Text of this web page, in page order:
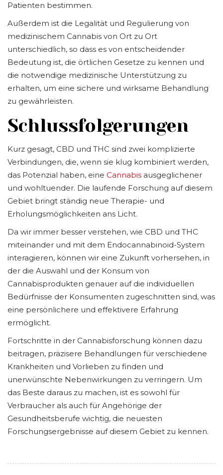
Patienten bestimmen.
Außerdem ist die Legalität und Regulierung von
medizinischem Cannabis von Ort zu Ort
unterschiedlich, so dass es von entscheidender
Bedeutung ist, die örtlichen Gesetze zu kennen und
die notwendige medizinische Unterstützung zu
erhalten, um eine sichere und wirksame Behandlung
zu gewährleisten.
Schlussfolgerungen
Kurz gesagt, CBD und THC sind zwei komplizierte
Verbindungen, die, wenn sie klug kombiniert werden,
das Potenzial haben, eine Cannabis ausgeglichener
und wohltuender. Die laufende Forschung auf diesem
Gebiet bringt ständig neue Therapie- und
Erholungsmöglichkeiten ans Licht.
Da wir immer besser verstehen, wie CBD und THC
miteinander und mit dem Endocannabinoid-System
interagieren, können wir eine Zukunft vorhersehen, in
der die Auswahl und der Konsum von
Cannabisprodukten genauer auf die individuellen
Bedürfnisse der Konsumenten zugeschnitten sind, was
eine persönlichere und effektivere Erfahrung
ermöglicht.
Fortschritte in der Cannabisforschung können dazu
beitragen, präzisere Behandlungen für verschiedene
Krankheiten und Vorlieben zu finden und
unerwünschte Nebenwirkungen zu verringern. Um
das Beste daraus zu machen, ist es sowohl für
Verbraucher als auch für Angehörige der
Gesundheitsberufe wichtig, die neuesten
Forschungsergebnisse auf diesem Gebiet zu kennen.